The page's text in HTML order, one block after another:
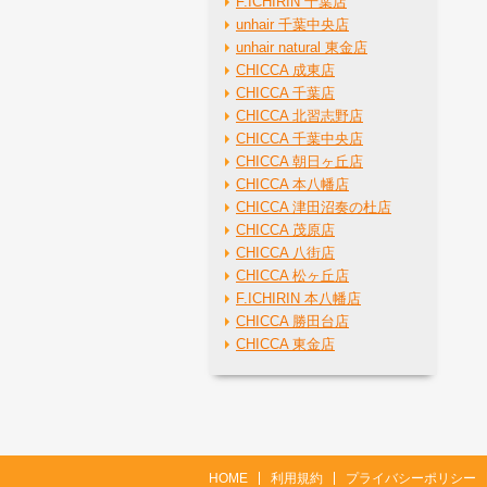
unhair 千葉中央店
unhair natural 東金店
CHICCA 成東店
CHICCA 千葉店
CHICCA 北習志野店
CHICCA 千葉中央店
CHICCA 朝日ヶ丘店
CHICCA 本八幡店
CHICCA 津田沼奏の杜店
CHICCA 茂原店
CHICCA 八街店
CHICCA 松ヶ丘店
F.ICHIRIN 本八幡店
CHICCA 勝田台店
CHICCA 東金店
HOME 利用規約 プライバシーポリシー